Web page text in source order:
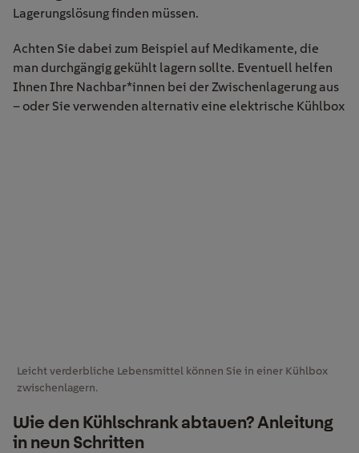
Lagerungslösung finden müssen.
Achten Sie dabei zum Beispiel auf Medikamente, die
man durchgängig gekühlt lagern sollte. Eventuell helfen
Ihnen Ihre Nachbar*innen bei der Zwischenlagerung aus
– oder Sie verwenden alternativ eine elektrische Kühlbox
Leicht verderbliche Lebensmittel können Sie in einer Kühlbox
zwischenlagern.
Wie den Kühlschrank abtauen? Anleitung
in neun Schritten